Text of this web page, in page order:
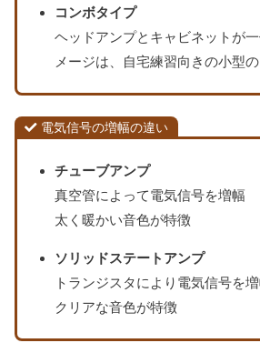
コンボタイプ
ヘッドアンプとキャビネットが
メージは、自宅練習向きの小型の
電気信号の増幅の違い
チューブアンプ
真空管によって電気信号を増幅
太く暖かい音色が特徴
ソリッドステートアンプ
トランジスタにより電気信号を
クリアな音色が特徴